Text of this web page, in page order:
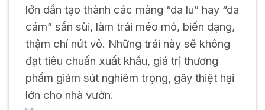
lớn dần tạo thành các mảng “da lu” hay “da
cám” sần sùi, làm trái méo mó, biến dạng,
thậm chí nứt vỏ. Những trái này sẽ không
đạt tiêu chuẩn xuất khẩu, giá trị thương
phẩm giảm sút nghiêm trọng, gây thiệt hại
lớn cho nhà vườn.